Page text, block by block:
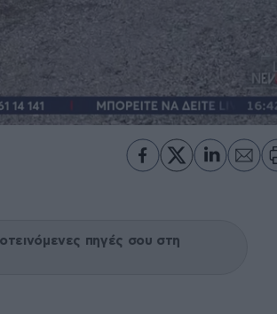
πηγές σου στη